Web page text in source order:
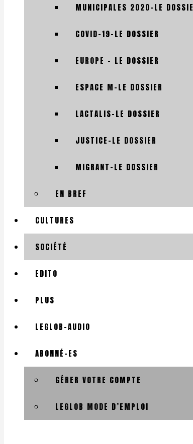
MUNICIPALES 2020-LE
COVID-19-LE DOSSIER
EUROPE – LE DOSSIER
ESPACE M-LE DOSSIER
LACTALIS-LE DOSSIER
JUSTICE-LE DOSSIER
MIGRANT-LE DOSSIER
EN BREF
CULTURES
SOCIÉTÉ
EDITO
PLUS
LEGLOB-AUDIO
ABONNÉ-ES
GÉRER VOTRE COMPTE
LEGLOB MODE D’EMPLOI